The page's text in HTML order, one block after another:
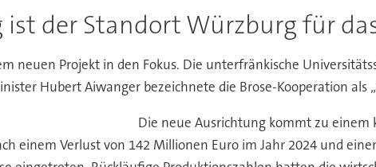
der Standort Würzburg für
neuen Projekt in den Fokus. Die unterfränkische
Hubert Aiwanger bezeichnete die Brose-Kooperation
Die neue Ausrichtung kommt zu einem
einem Verlust von 142 Millionen Euro im Jahr 2024 und